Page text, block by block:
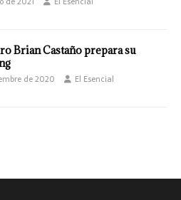
Brian Castaño prepara su
de 2020 El Esencial